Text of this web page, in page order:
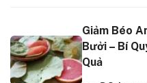
Giảm Béo
Bưởi – Bí
Quả